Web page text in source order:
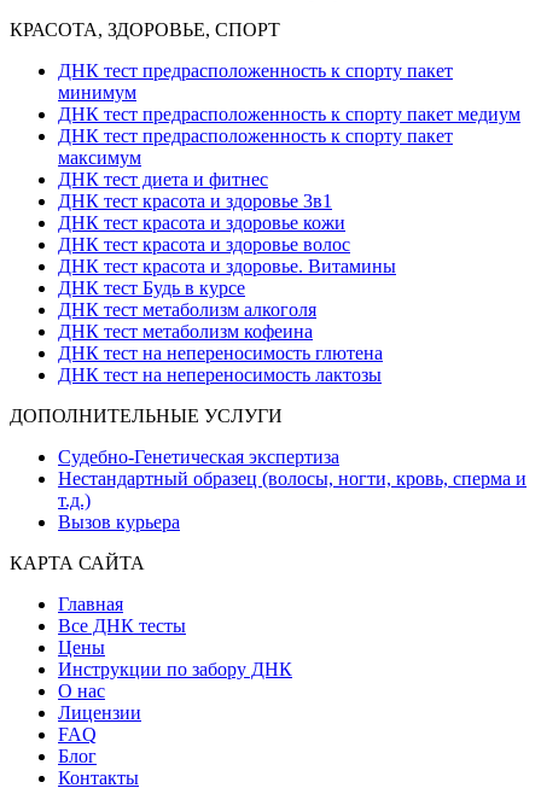
КРАСОТА, ЗДОРОВЬЕ, СПОРТ
ДНК тест предрасположенность к спорту пакет
минимум
ДНК тест предрасположенность к спорту пакет медиум
ДНК тест предрасположенность к спорту пакет
максимум
ДНК тест диета и фитнес
ДНК тест красота и здоровье 3в1
ДНК тест красота и здоровье кожи
ДНК тест красота и здоровье волос
ДНК тест красота и здоровье. Витамины
ДНК тест Будь в курсе
ДНК тест метаболизм алкоголя
ДНК тест метаболизм кофеина
ДНК тест на непереносимость глютена
ДНК тест на непереносимость лактозы
ДОПОЛНИТЕЛЬНЫЕ УСЛУГИ
Судебно-Генетическая экспертиза
Нестандартный образец (волосы, ногти, кровь, сперма и
т.д.)
Вызов курьера
КАРТА САЙТА
Главная
Все ДНК тесты
Цены
Инструкции по забору ДНК
О нас
Лицензии
FAQ
Блог
Контакты